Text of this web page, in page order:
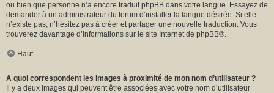
ou bien que personne n’a encore traduit phpBB dans votre langue. Essayez de
demander à un administrateur du forum d’installer la langue désirée. Si elle
n’existe pas, n’hésitez pas à créer et partager une nouvelle traduction. Vous
trouverez davantage d’informations sur le site Internet de phpBB®.
Haut
A quoi correspondent les images à proximité de mon nom d’utilisateur ?
Il y a deux images qui peuvent être associées avec votre nom d’utilisateur